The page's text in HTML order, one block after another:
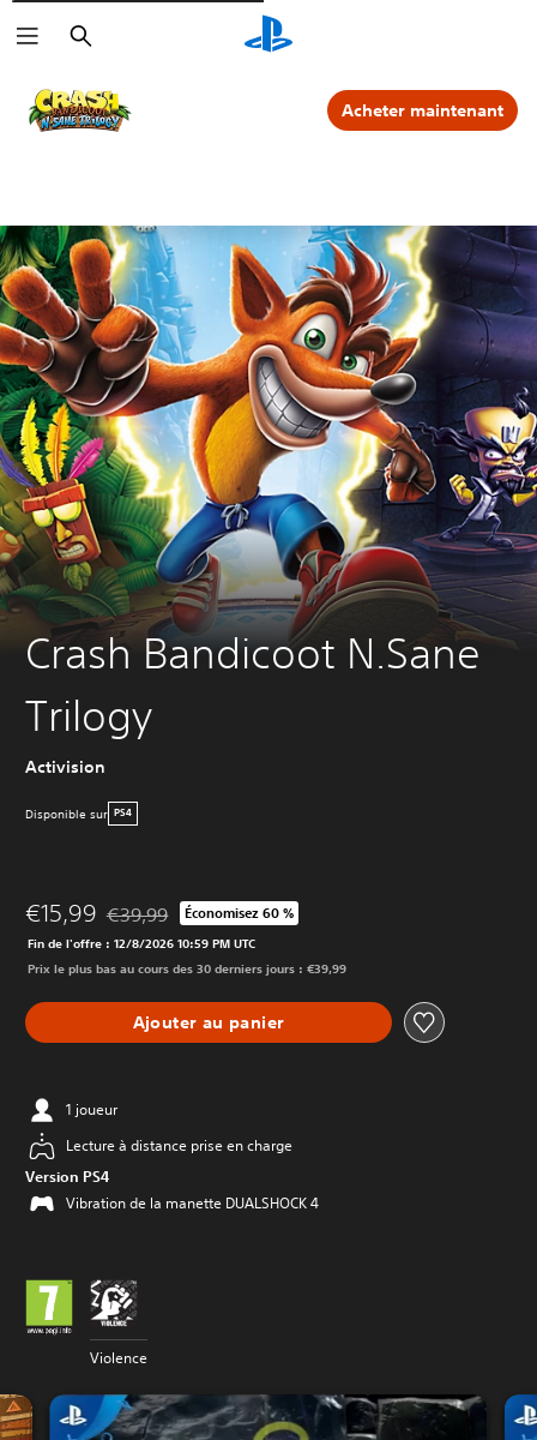
Rechercher
Acheter maintenant
Crash Bandicoot N.Sane
Trilogy
Activision
Disponible sur PS4
€15,99 Remise par rapport au prix d'origine de €39,99
€39,99 Économisez 60 %
Fin de l'offre : 12/8/2026 10:59 PM UTC
Prix le plus bas au cours des 30 derniers jours : €39,99
Ajouter au panier
1 joueur
Lecture à distance prise en charge
Version PS4
Vibration de la manette DUALSHOCK 4
Violence